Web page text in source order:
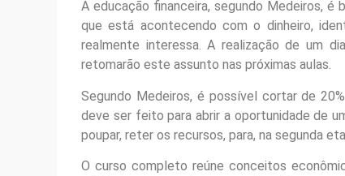
A educação financeira, segundo Medeiros,
que está acontecendo com o dinheiro,
realmente interessa. A realização de um
retomarão este assunto nas próximas aulas.
Segundo Medeiros, é possível cortar de
deve ser feito para abrir a oportunidade de
poupar, reter os recursos, para, na segunda
O curso completo reúne conceitos